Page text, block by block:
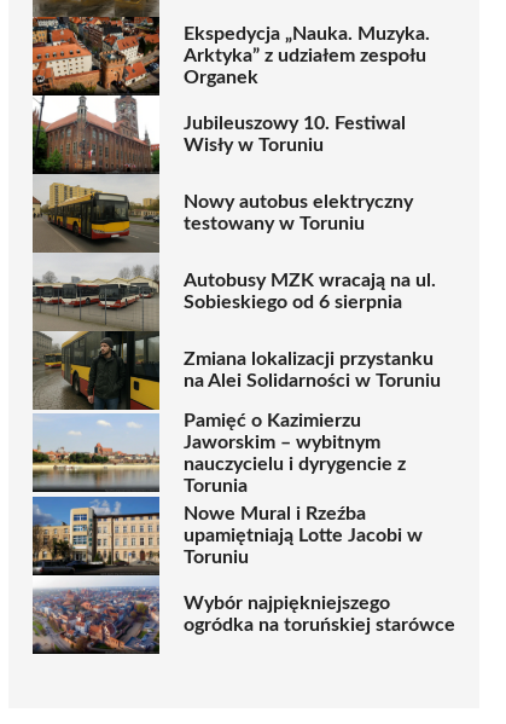
Ekspedycja „Nauka. Muzyka.
Arktyka” z udziałem zespołu
Organek
Jubileuszowy 10. Festiwal
Wisły w Toruniu
Nowy autobus elektryczny
testowany w Toruniu
Autobusy MZK wracają na ul.
Sobieskiego od 6 sierpnia
Zmiana lokalizacji przystanku
na Alei Solidarności w Toruniu
Pamięć o Kazimierzu
Jaworskim – wybitnym
nauczycielu i dyrygencie z
Torunia
Nowe Mural i Rzeźba
upamiętniają Lotte Jacobi w
Toruniu
Wybór najpiękniejszego
ogródka na toruńskiej starówce